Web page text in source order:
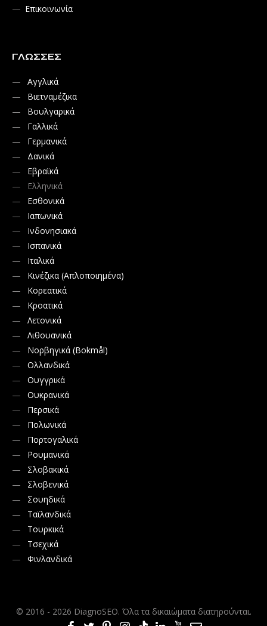
Επικοινωνία
ΓΛΏΣΣΕΣ
Αγγλικά
Βιετναμέζικα
Βουλγαρικά
Γαλλικά
Γερμανικά
Δανικά
Εβραϊκά
Ελληνικά
Εσθονικά
Ιαπωνικά
Ινδονησιακά
Ισπανικά
Ιταλικά
Κινέζικα (Απλοποιημένα)
Κορεατικά
Κροατικά
Λετονικά
Λιθουανικά
Νορβηγικά (Bokmål)
Ολλανδικά
Ουγγρικά
Ουκρανικά
Περσικά
Πολωνικά
Πορτογαλικά
Ρουμανικά
Σλοβακικά
Σλοβενικά
Σουηδικά
Ταϊλανδικά
Τουρκικά
Τσεχικά
Φινλανδικά
© 2016 - 2026 DiagnoSEO. Όλα τα δικαιώματα διατηρούνται.